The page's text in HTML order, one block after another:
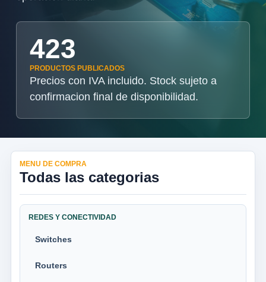
423
PRODUCTOS PUBLICADOS
Precios con IVA incluido. Stock sujeto a
confirmacion final de disponibilidad.
MENU DE COMPRA
Todas las categorias
REDES Y CONECTIVIDAD
Switches
Routers